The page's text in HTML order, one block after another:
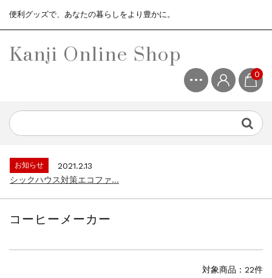
便利グッズで、あなたの暮らしをより豊かに。
Kanji Online Shop 0
お知らせ
2021.2.13
お知らせ
2021.4.13
3ヶ月保証サービスについて...
お知らせ
2021.4.13
お知らせ
2021.2.13
コーヒーメーカー
対象商品：22件